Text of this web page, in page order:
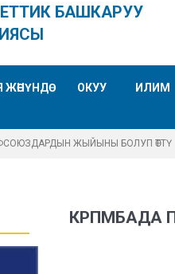
БАШКАРУУ
ОКУУ ИЛИМ
ЖЫЙЫНЫ БОЛУП ӨТТҮ
КРПМБАДА